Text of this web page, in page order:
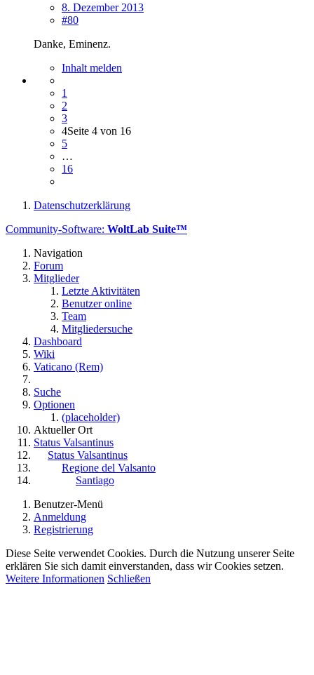
8. Dezember 2013
#80
Danke, Eminenz.
Inhalt melden
1
2
3
4Seite 4 von 16
5
…
16
Datenschutzerklärung
Community-Software: WoltLab Suite™
Navigation
Forum
Mitglieder
Letzte Aktivitäten
Benutzer online
Team
Mitgliedersuche
Dashboard
Wiki
Vaticano (Rem)
Suche
Optionen
(placeholder)
Aktueller Ort
Status Valsantinus
Status Valsantinus
Regione del Valsanto
Santiago
Benutzer-Menü
Anmeldung
Registrierung
Diese Seite verwendet Cookies. Durch die Nutzung unserer Seite
erklären Sie sich damit einverstanden, dass wir Cookies setzen.
Weitere Informationen Schließen